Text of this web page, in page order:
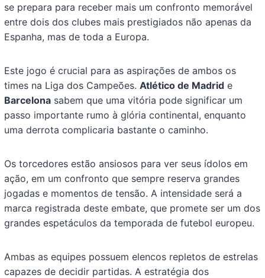
se prepara para receber mais um confronto memorável
entre dois dos clubes mais prestigiados não apenas da
Espanha, mas de toda a Europa.
Este jogo é crucial para as aspirações de ambos os
times na Liga dos Campeões.Atlético de Madrid e
Barcelona sabem que uma vitória pode significar um
passo importante rumo à glória continental, enquanto
uma derrota complicaria bastante o caminho.
Os torcedores estão ansiosos para ver seus ídolos em
ação, em um confronto que sempre reserva grandes
jogadas e momentos de tensão. A intensidade será a
marca registrada deste embate, que promete ser um dos
grandes espetáculos da temporada de futebol europeu.
Ambas as equipes possuem elencos repletos de estrelas
capazes de decidir partidas. A estratégia dos